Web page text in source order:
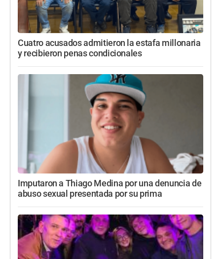
Cuatro acusados admitieron la estafa millonaria
y recibieron penas condicionales
Imputaron a Thiago Medina por una denuncia de
abuso sexual presentada por su prima